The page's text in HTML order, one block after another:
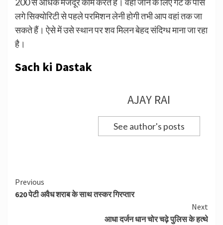
200 से अधिक मजदूर काम करते हैं। वहां जाने के लिए गेट के पास
लगे सिक्योरिटी से पहले परमिशन लेनी होगी तभी आप वहां तक जा
सकते हैं। ऐसे में उसे स्थान पर शव मिलन बेहद संदिग्ध माना जा रहा
है।
Sach ki Dastak
AJAY RAI
See author's posts
Continue
Reading
Previous
620 पेटी अवैध शराब के साथ तस्कर गिरप्तार
Next
आधा दर्जन धान चोर चढ़े पुलिस के हत्थे